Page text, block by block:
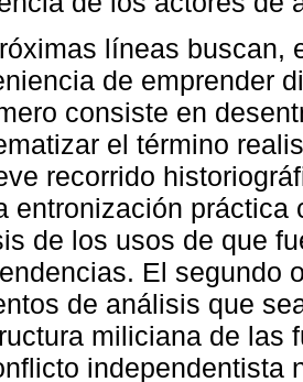
líneas buscan,
de emprender
consiste en
el término
recorrido
entronización práctica
de los usos de que
El segundo
de análisis que
miliciana de las
independentista